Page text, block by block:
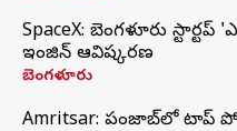
SpaceX: బెంగళూరు
ఇంజిన్‌ ఆవిష్కరణ
బెంగళూరు
Amritsar: పంజాబ్‌లో టాప్